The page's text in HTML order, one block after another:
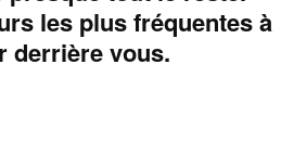
les plus fréquentes à
derrière vous.